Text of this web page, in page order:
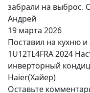
забрали на выброс.
Андрей
19 марта 2026
Поставил на кухню и
1U12TL4FRA 2024
инверторный
Haier(Хайер)
Оставьте